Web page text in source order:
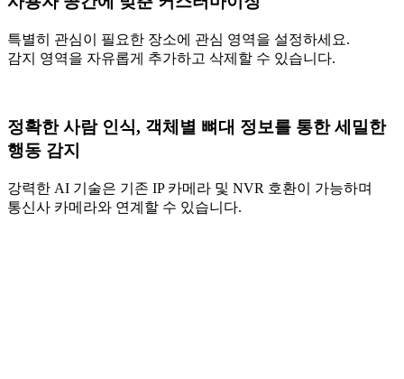
특별히 관심이 필요한 장소에 관심 영역을 설정하세요.
감지 영역을 자유롭게 추가하고 삭제할 수 있습니다.
정확한 사람 인식, 객체별 뼈대 정보를 통한 세밀한
행동 감지
강력한 AI 기술은 기존 IP 카메라 및 NVR 호환이 가능하며
통신사 카메라와 연계할 수 있습니다.